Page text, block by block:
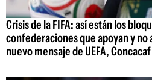
Crisis de la FIFA: así están los
confederaciones que apoyan y
nuevo mensaje de UEFA, Concacaf